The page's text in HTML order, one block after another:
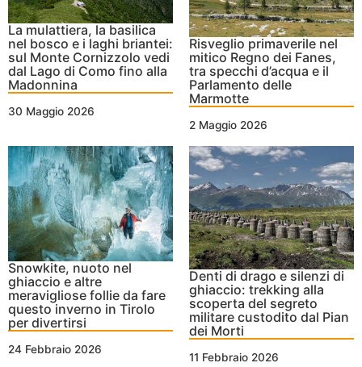
La mulattiera, la basilica
nel bosco e i laghi briantei:
sul Monte Cornizzolo vedi
dal Lago di Como fino alla
Madonnina
30 Maggio 2026
Risveglio primaverile nel
mitico Regno dei Fanes,
tra specchi d’acqua e il
Parlamento delle
Marmotte
2 Maggio 2026
Snowkite, nuoto nel
ghiaccio e altre
meravigliose follie da fare
questo inverno in Tirolo
per divertirsi
24 Febbraio 2026
Denti di drago e silenzi di
ghiaccio: trekking alla
scoperta del segreto
militare custodito dal Pian
dei Morti
11 Febbraio 2026